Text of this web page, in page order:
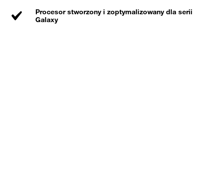
Procesor stworzony i zoptymalizowany dla serii
Galaxy